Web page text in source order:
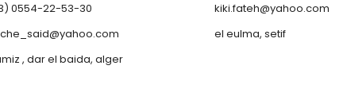
0554-22-53-30
, dar el baida, alger
kiki.fateh@yahoo.com
el eulma, setif